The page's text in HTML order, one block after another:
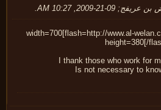
;
09-21-2009, 10:27 AM
.
[flash=http://www.al-welan.com/files/907406mm.swf]width=700
I thank those who work
Is not necessary